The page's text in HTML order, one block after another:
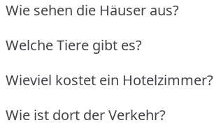
Wie sehen die Häuser aus?
Welche Tiere gibt es?
Wieviel kostet ein Hotelzimmer?
Wie ist dort der Verkehr?